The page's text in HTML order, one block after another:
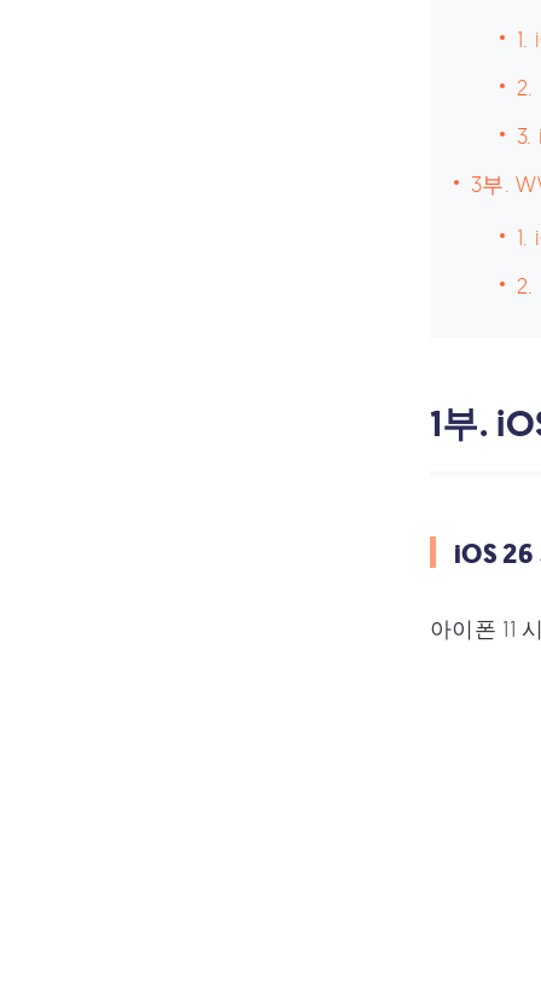
1.
2.
3.
3부.
1.
2.
1부.
iOS 26
아이폰 11